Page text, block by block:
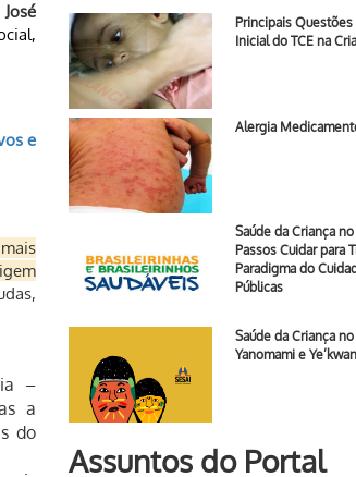
José
e
–
a
do
Principais
Inicial do TCE na
Alergia
Saúde da Criança
Passos Cuidar para
Paradigma do
Públicas
Saúde da Criança
Yanomami e
Assuntos do Portal